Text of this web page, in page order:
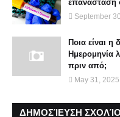
επανάσταση
September
Ποια είναι
Ημερομηνία
πριν από;
May 31, 2025
ΔΗΜΟΣΊΕΥΣΗ